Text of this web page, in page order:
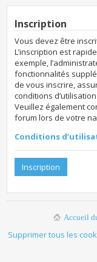
Inscription
Vous devez être
L’inscription est
exemple,
fonctionnalités
de vous inscrire,
conditions
Veuillez également
forum lors de votre
Conditions
Inscription
Accueil
Supprimer tous les